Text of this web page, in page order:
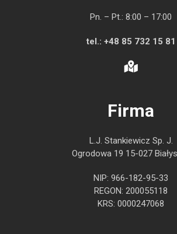
Pn. – Pt.: 8:00 – 17:00
tel.: +48 85 732 15 81
Firma
L.J. Stankiewicz Sp. J.
Ogrodowa 19 15-027
NIP: 966-182-95-33
REGON: 200055118
KRS: 0000247068